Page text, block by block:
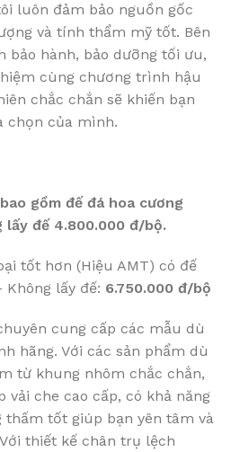
luôn đảm bảo nguồn gốc
và tính thẩm mỹ tốt. Bên
bảo hành, bảo dưỡng tối ưu,
cùng chương trình hậu
chắc chắn sẽ khiến bạn
chọn của mình.
gồm đế đá hoa cương
lấy đế 4.800.000 đ/bộ.
tốt hơn (Hiệu AMT) có đế
Không lấy đế: 6.750.000 đ/bộ
cung cấp các mẫu dù
hãng. Với các sản phẩm dù
từ khung nhôm chắc chắn,
vải che cao cấp, có khả năng
thấm tốt giúp bạn yên tâm và
thiết kế chân trụ lệch